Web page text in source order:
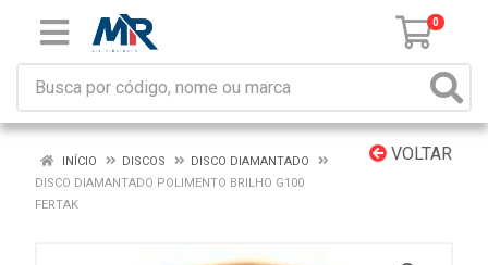
0
VOLTAR
INÍCIO DISCOS
DISCO DIAMANTADO
DISCO DIAMANTADO POLIMENTO BRILHO G100
FERTAK